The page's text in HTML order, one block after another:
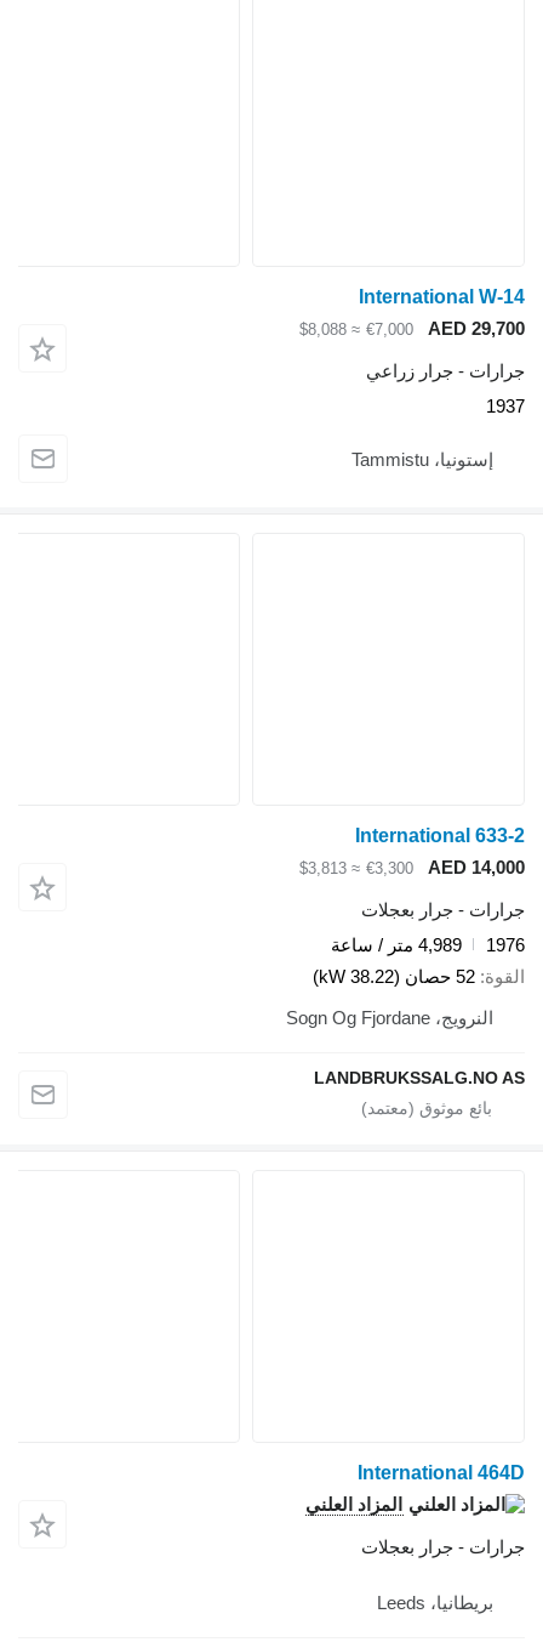
International W-
AED
€7,000
≈ $8,088
- جرار زراعي
إستونيا، Tammistu
International
AED
€3,300
≈ $3,813
- جرار بعجلات
4,989 متر / ساعة
52 حصان (38.22 kW)
النرويج، Sogn Og Fjordane
LANDBRUKSSALG.NO
International
المزاد العلني
- جرار بعجلات
بريطانيا، Leeds